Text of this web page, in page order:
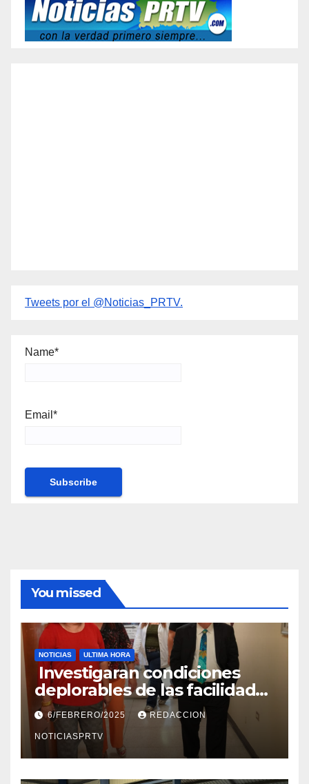
Tweets por el @Noticias_PRTV.
Name*
Email*
You missed
NOTICIAS ULTIMA HORA
Investigaran condiciones
deplorables de las facilidades
el Departamento de la Salud
en Mayagüez
6/FEBRERO/2025 REDACCION
NOTICIASPRTV